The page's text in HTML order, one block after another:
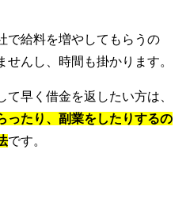
で給料を増やしてもらうの
んし、時間も掛かります。
早く借金を返したい方は、
ったり、副業をしたりするの
です。